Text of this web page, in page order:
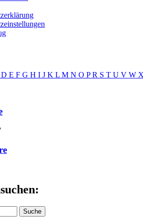
D E F G H I J K L M N O PR S T U V W
Suche